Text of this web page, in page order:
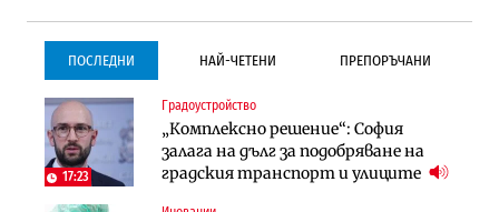
ПОСЛЕДНИ НАЙ-ЧЕТЕНИ ПРЕПОРЪЧАНИ
17:23
Градоустройство
„Комплексно решение“: София
залага на дълг за подобряване на
градския транспорт и улиците
Градоустройство
Столична община избра
изпълнител за преместването на
трамвайното трасе по бул.
Инфраструктура
Проектирането на тунела под
Петрохан ще върви паралелно с
екологичните оценки